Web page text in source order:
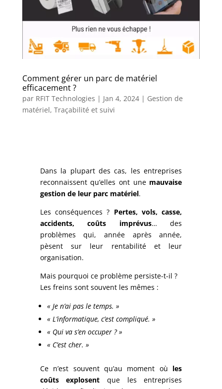
Comment gérer un parc de matériel
efficacement ?
par RFIT Technologies | Jan 4, 2024| Gestion de
matériel, Traçabilité et suivi
Dans la plupart des cas, les entreprises
reconnaissent qu’elles ont une mauvaise
gestion de leur parc matériel.
Les conséquences ? Pertes, vols, casse,
accidents, coûts imprévus… des
problèmes qui, année après année,
pèsent sur leur rentabilité et leur
organisation.
Mais pourquoi ce problème persiste-t-il ?
Les freins sont souvent les mêmes :
« Je n’ai pas le temps. »
« L’informatique, c’est compliqué. »
« Qui va s’en occuper ? »
« C’est cher. »
Ce n’est souvent qu’au moment où les
coûts explosent que les entreprises